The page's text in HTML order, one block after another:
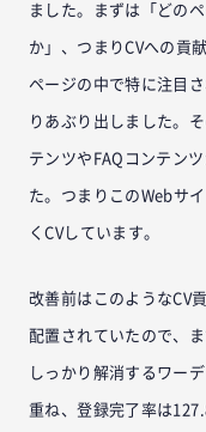
ました。まずは「どの
か」、つまりCVへの貢
ページの中で特に注目
りあぶり出しました。
テンツやFAQコンテン
た。つまりこのWebサ
くCVしています。
改善前はこのようなCV
配置されていたので、
しっかり解消するワー
重ね、登録完了率は